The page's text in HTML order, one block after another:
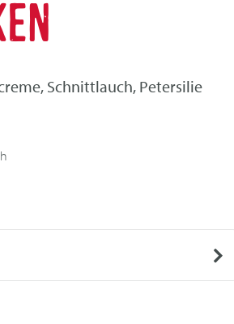
Schnittlauch, Petersilie